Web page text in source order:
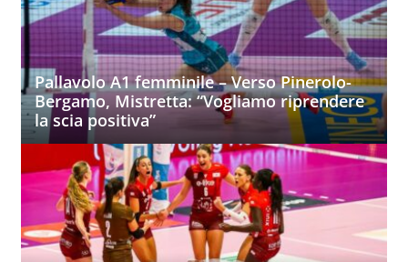
Pallavolo A1 femminile – Verso Pinerolo-
Bergamo, Mistretta: “Vogliamo riprendere
la scia positiva”